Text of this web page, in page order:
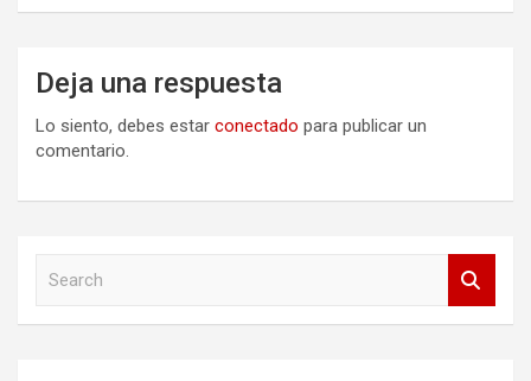
Deja una respuesta
Lo siento, debes estar conectado para publicar un
comentario.